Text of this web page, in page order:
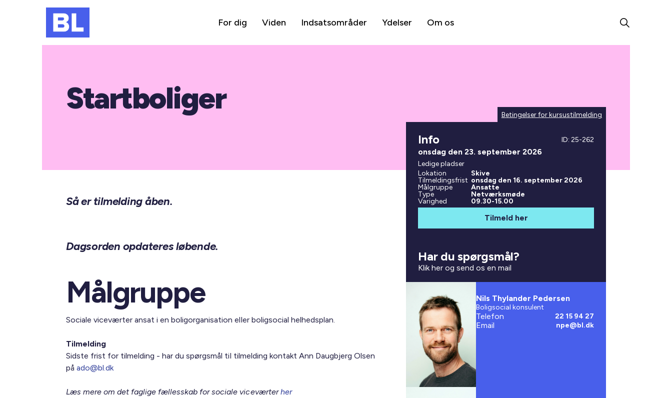
For dig Viden Indsatsområder Ydelser Om os
Startboliger
Så er tilmelding åben.
Dagsorden opdateres løbende.
Målgruppe
Sociale viceværter ansat i en boligorganisation eller boligsocial helhedsplan.
Tilmelding
Sidste frist for tilmelding -har du spørgsmål til tilmelding kontakt Ann Daugbjerg Olsen
påado@bl.dk
Læs mere om det faglige fællesskab for sociale viceværterher
Betingelser for kursustilmelding
Info ID: 25-262
onsdag den 23. september 2026
Ledige pladser
Lokation
Skive
Tilmeldingsfrist onsdag den 16. september 2026
Målgruppe
Ansatte
Type
Netværksmøde
Varighed
09.30-15.00
Tilmeld her
Har du spørgsmål?
Klik her og send os en mail
Nils Thylander Pedersen
Boligsocial konsulent
Telefon 22 15 94 27
Email npe@bl.dk